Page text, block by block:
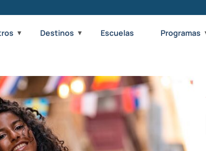
Destinos Escuelas Programas